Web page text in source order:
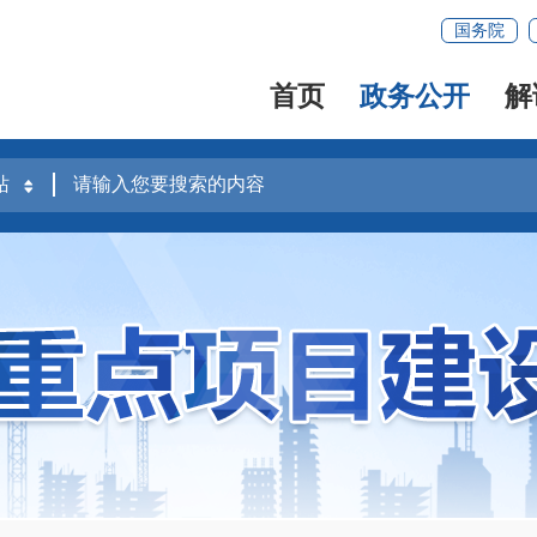
国务院
首页 政务公开